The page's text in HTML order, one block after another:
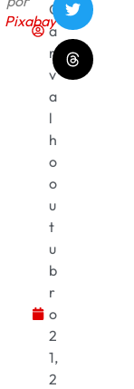
Pixabay
C
a
r
v
a
l
h
o
o
u
t
u
b
r
o
2
1,
2